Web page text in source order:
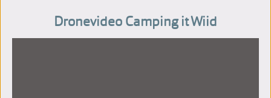
Meer foto's bekijken
Dronevideo Camping it Wiid